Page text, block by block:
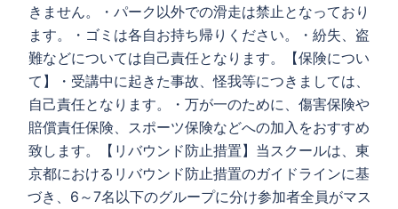
きません。・パーク以外での滑走は禁止となっており
ます。・ゴミは各自お持ち帰りください。・紛失、盗
難などについては自己責任となります。【保険につい
て】・受講中に起きた事故、怪我等につきましては、
自己責任となります。・万が一のために、傷害保険や
賠償責任保険、スポーツ保険などへの加入をおすすめ
致します。【リバウンド防止措置】当スクールは、東
京都におけるリバウンド防止措置のガイドラインに基
づき、6～7名以下のグループに分け参加者全員がマス